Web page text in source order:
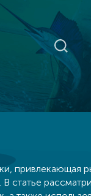
привлекающая
статье